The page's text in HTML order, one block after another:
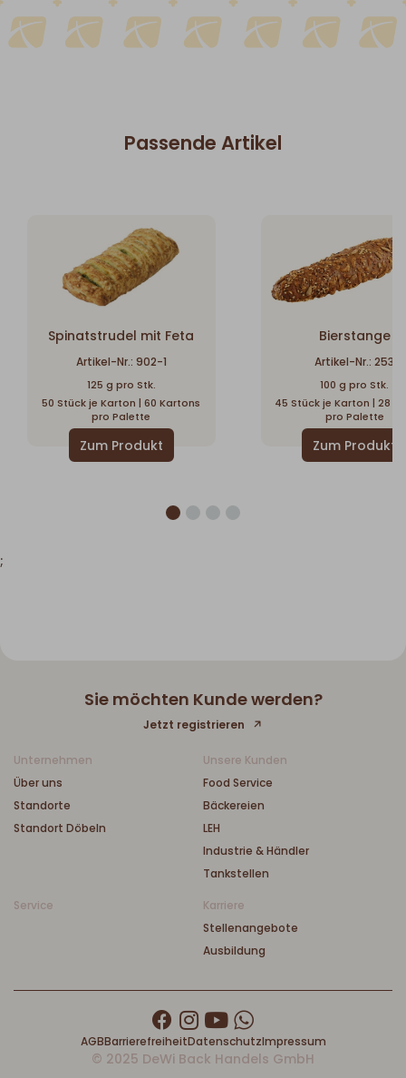
Passende Artikel
Spinatstrudel mit Feta
Artikel-Nr.: 902-1
125 g pro Stk.
50 Stück je Karton | 60 Kartons
pro Palette
Bierstange
Artikel-Nr.: 253
100 g pro Stk.
45 Stück je Karton | 28
pro Palette
;
Sie möchten Kunde werden?
Jetzt registrieren
Unternehmen
Über uns
Standorte
Standort Döbeln
Unsere Kunden
Food Service
Bäckereien
LEH
Industrie & Händler
Tankstellen
Service
Karriere
Stellenangebote
Ausbildung
AGBBarrierefreiheitDatenschutzImpressum
© 2025 DeWi Back Handels GmbH